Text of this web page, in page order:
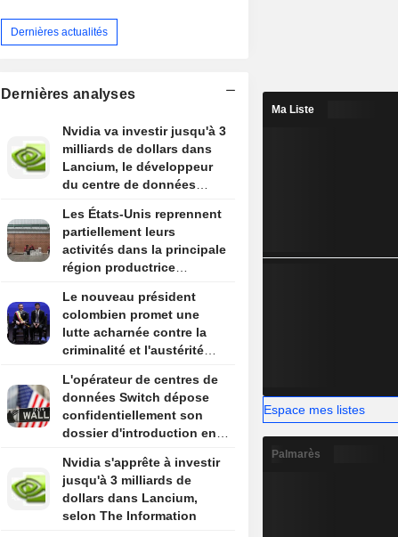
Dernières actualités
Dernières analyses
Nvidia va investir jusqu'à 3
milliards de dollars dans
Lancium, le développeur
du centre de données
Information
Les États-Unis reprennent
partiellement leurs
activités dans la principale
région productrice
Le nouveau président
colombien promet une
lutte acharnée contre la
criminalité et l'austérité
discours d'investiture
L'opérateur de centres de
données Switch dépose
confidentiellement son
dossier d'introduction en
selon Bloomberg News
Nvidia s'apprête à investir
jusqu'à 3 milliards de
dollars dans Lancium,
selon The Information
Ma Liste
Espace mes listes
Palmarès